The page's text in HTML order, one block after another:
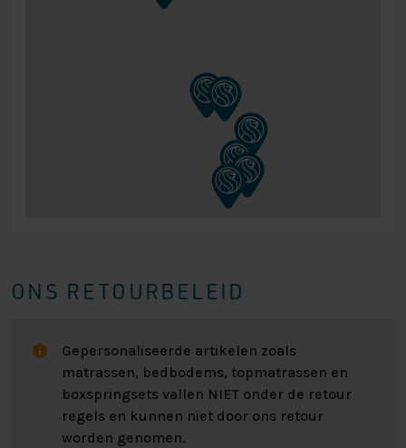
ONS RETOURBELEID
Gepersonaliseerde artikelen zoals
matrassen, bedbodems, topmatrassen en
boxspringsets vallen NIET onder de retour
regels en kunnen niet door ons retour
worden genomen.